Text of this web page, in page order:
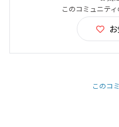
このコミュニティ
このコ